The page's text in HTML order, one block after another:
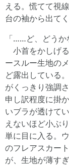
える。慌てて視
台の袖から出て
「……ど、どうか
小首をかしげ
ースルー生地の
ど露出している
がくっきり強調
申し訳程度に掛
いブラが透けて
えないほど小ぶ
単に目に入る。
のフレアスカー
が、生地が薄す